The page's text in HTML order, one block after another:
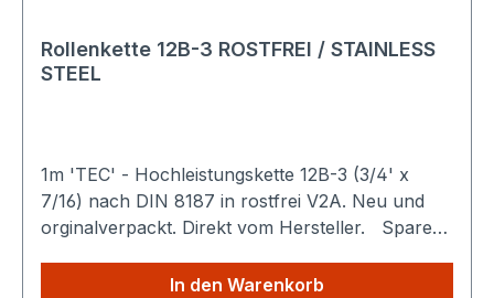
Rollenkette 12B-3 ROSTFREI / STAINLESS
STEEL
1m 'TEC' - Hochleistungskette 12B-3 (3/4' x
7/16) nach DIN 8187 in rostfrei V2A. Neu und
orginalverpackt. Direkt vom Hersteller. Sparen
aus unserem Shop kaufen, Sie zahlen nur
In den Warenkorb